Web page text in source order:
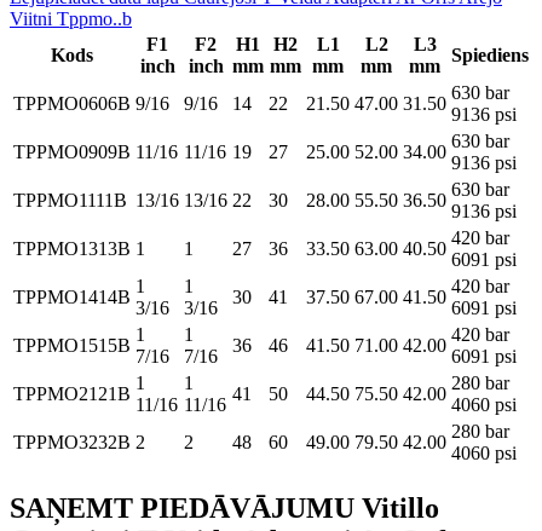
Viitni Tppmo..b
Kods
F1
inch
F2
inch
H1
mm
H2
mm
L1
mm
L2
mm
L3
mm
Spiediens
TPPMO0606B 9/16 9/16 14 22 21.50 47.00 31.50
630 bar
9136 psi
TPPMO0909B 11/16 11/16 19 27 25.00 52.00 34.00
630 bar
9136 psi
TPPMO1111B 13/16 13/16 22 30 28.00 55.50 36.50
630 bar
9136 psi
TPPMO1313B 1 1 27 36 33.50 63.00 40.50
420 bar
6091 psi
TPPMO1414B
1
3/16
1
3/16
30 41 37.50 67.00 41.50
420 bar
6091 psi
TPPMO1515B
1
7/16
1
7/16
36 46 41.50 71.00 42.00
420 bar
6091 psi
TPPMO2121B
1
11/16
1
11/16
41 50 44.50 75.50 42.00
280 bar
4060 psi
TPPMO3232B 2 2 48 60 49.00 79.50 42.00
280 bar
4060 psi
SAŅEMT PIEDĀVĀJUMU Vitillo